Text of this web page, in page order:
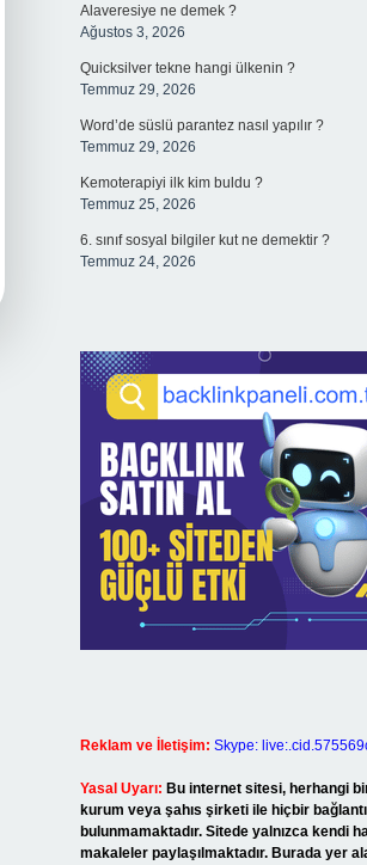
Alaveresiye ne demek ?
Ağustos 3, 2026
Quicksilver tekne hangi ülkenin ?
Temmuz 29, 2026
Word’de süslü parantez nasıl yapılır ?
Temmuz 29, 2026
Kemoterapiyi ilk kim buldu ?
Temmuz 25, 2026
6. sınıf sosyal bilgiler kut ne demektir ?
Temmuz 24, 2026
Reklam ve İletişim: Skype:
Yasal Uyarı: Bu internet sitesi, herhangi
kurum veya şahıs şirketi ile hiçbir
bulunmamaktadır. Sitede yalnızca kendi
makaleler paylaşılmaktadır. Burada yer